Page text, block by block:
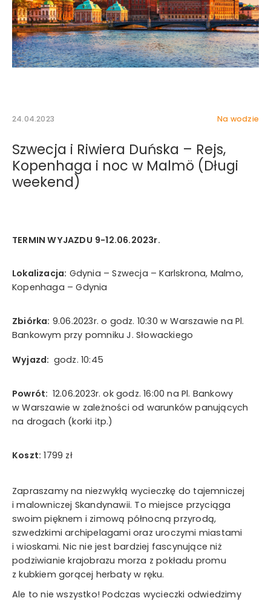
lipca 2002 roku o świadczeniu usług drogą
Wyrażam zgodę na przetwarzanie moich danych
roku o ochronie danych osobowych oraz ustawy z dnia
16 lipca 2004 roku Prawo telekomunikacyjne w celach
marketingowych przez Mystictravel Piotr Kopeć i
oświadczam, iż podanie przeze mnie danych
osobowych jest dobrowolne oraz iż zostałem
danych osobowych, ich zmiany oraz usunięcia.
24.04.2023 Na wodzie
Szwecja i Riwiera Duńska – Rejs,
Kopenhaga i noc w Malmö (Długi
weekend)
TERMIN WYJAZDU 9-12.06.2023r.
Lokalizacja: Gdynia – Szwecja – Karlskrona, Malmo,
Kopenhaga – Gdynia
Zbiórka: 9.06.2023r. o godz. 10:30 w Warszawie na Pl.
Bankowym przy pomniku J. Słowackiego
Wyjazd: godz. 10:45
Powrót: 12.06.2023r. ok godz. 16:00 na Pl. Bankowy
w Warszawie w zależności od warunków panujących
na drogach (korki itp.)
Koszt: 1799 zł
Zapraszamy na niezwykłą wycieczkę do tajemniczej
i malowniczej Skandynawii. To miejsce przyciąga
swoim pięknem i zimową północną przyrodą,
szwedzkimi archipelagami oraz uroczymi miastami
i wioskami. Nic nie jest bardziej fascynujące niż
podziwianie krajobrazu morza z pokładu promu
z kubkiem gorącej herbaty w ręku.
Ale to nie wszystko! Podczas wycieczki odwiedzimy